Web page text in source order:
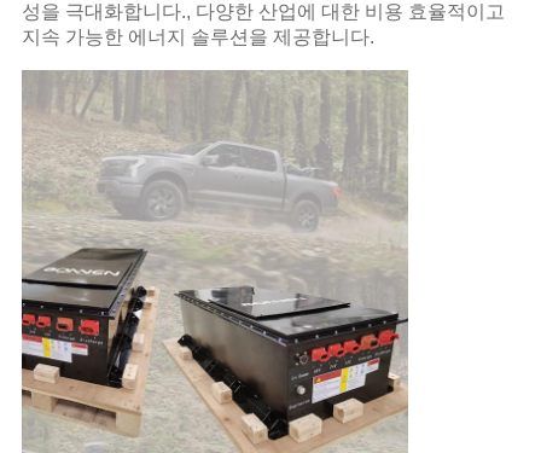
성을 극대화합니다., 다양한 산업에 대한 비용 효율적이고
지속 가능한 에너지 솔루션을 제공합니다.